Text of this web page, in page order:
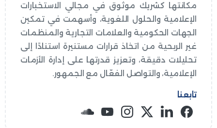
مكانتها كشريك موثوق في مجالي الاستخبارات
الإعلامية والحلول اللغوية، وأسهمت في تمكين
الجهات الحكومية والعلامات التجارية والمنظمات
غير الربحية من اتخاذ قرارات مستنيرة استنادًا إلى
تحليلات دقيقة، وتعزيز قدرتها على إدارة الأزمات
الإعلامية، والتواصل الفعّال مع الجمهور.
تابعنا